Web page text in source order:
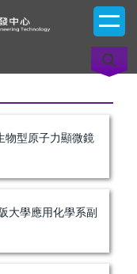
物型原子力顯微鏡
大學應用化學系副